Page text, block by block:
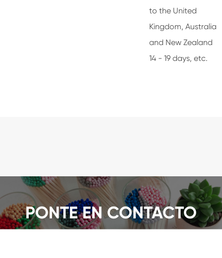
to the United
Kingdom, Australia
and New Zealand
14 - 19 days, etc.
PONTE EN CONTACTO